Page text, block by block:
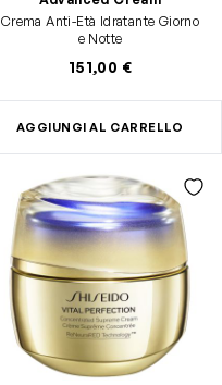
Crema Anti-Età Idratante Giorno
e Notte
151,00 €
AGGIUNGI AL CARRELLO